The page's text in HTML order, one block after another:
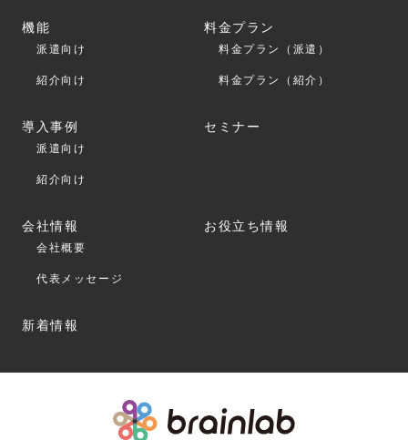
機能
派遣向け
紹介向け
料金プラン
料金プラン（派遣）
料金プラン（紹介）
導入事例
派遣向け
紹介向け
セミナー
会社情報
会社概要
代表メッセージ
お役立ち情報
新着情報